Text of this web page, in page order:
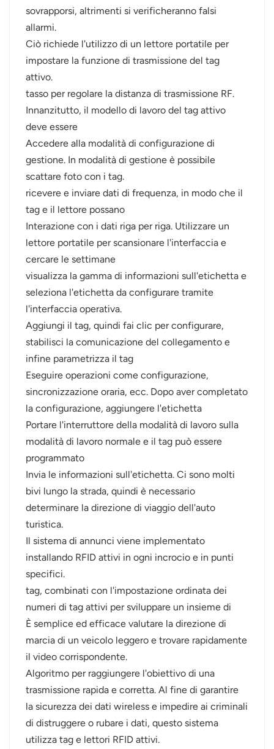
sovrapporsi, altrimenti si verificheranno falsi
allarmi.
Ciò richiede l'utilizzo di un lettore portatile per
impostare la funzione di trasmissione del tag
attivo.
tasso per regolare la distanza di trasmissione RF.
Innanzitutto, il modello di lavoro del tag attivo
deve essere
Accedere alla modalità di configurazione di
gestione. In modalità di gestione è possibile
scattare foto con i tag.
ricevere e inviare dati di frequenza, in modo che il
tag e il lettore possano
Interazione con i dati riga per riga. Utilizzare un
lettore portatile per scansionare l'interfaccia e
cercare le settimane
visualizza la gamma di informazioni sull'etichetta e
seleziona l'etichetta da configurare tramite
l'interfaccia operativa.
Aggiungi il tag, quindi fai clic per configurare,
stabilisci la comunicazione del collegamento e
infine parametrizza il tag
Eseguire operazioni come configurazione,
sincronizzazione oraria, ecc. Dopo aver completato
la configurazione, aggiungere l'etichetta
Portare l'interruttore della modalità di lavoro sulla
modalità di lavoro normale e il tag può essere
programmato
Invia le informazioni sull'etichetta. Ci sono molti
bivi lungo la strada, quindi è necessario
determinare la direzione di viaggio dell'auto
turistica.
Il sistema di annunci viene implementato
installando RFID attivi in ​​ogni incrocio e in punti
specifici.
tag, combinati con l'impostazione ordinata dei
numeri di tag attivi per sviluppare un insieme di
È semplice ed efficace valutare la direzione di
marcia di un veicolo leggero e trovare rapidamente
il video corrispondente.
Algoritmo per raggiungere l'obiettivo di una
trasmissione rapida e corretta. Al fine di garantire
la sicurezza dei dati wireless e impedire ai criminali
di distruggere o rubare i dati, questo sistema
utilizza tag e lettori RFID attivi.